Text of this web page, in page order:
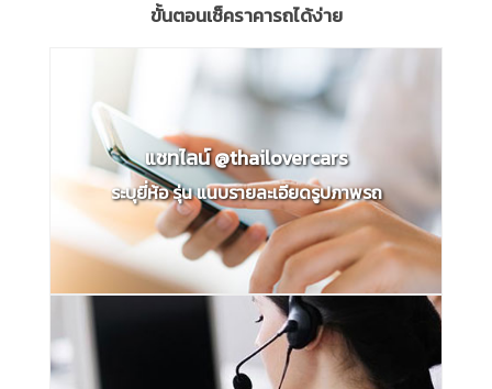
ขั้นตอนเช็คราคารถได้ง่าย
แชทไลน์ @thailovercars
ระบุยี่ห้อ รุ่น แนบรายละเอียดรูปภาพรถ